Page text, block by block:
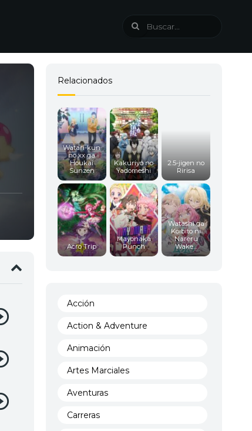
Relacionados
Watari-kun
no xx ga
Houkai
Sunzen
Kakuriyo no
Yadomeshi
2.5-jigen no
Ririsa
Acro Trip
Mayonaka
Punch
Watashi ga
Koibito ni
Nareru
Wake...
Acción
Action & Adventure
Animación
Artes Marciales
Aventuras
Carreras